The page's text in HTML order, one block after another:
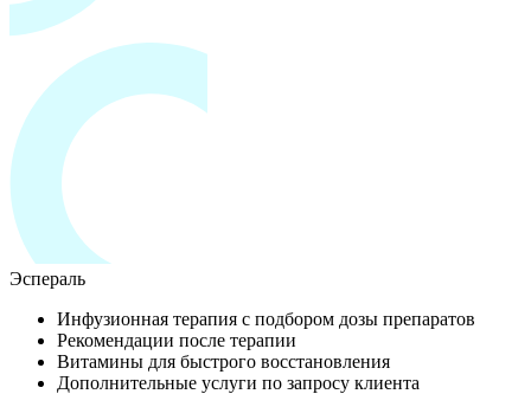
Эспераль
Инфузионная терапия с подбором дозы препаратов
Рекомендации после терапии
Витамины для быстрого восстановления
Дополнительные услуги по запросу клиента